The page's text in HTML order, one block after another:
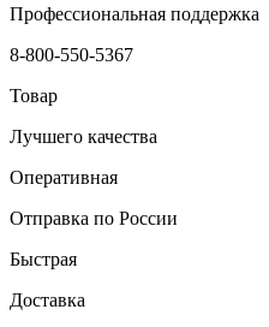
Профессиональная поддержка
8-800-550-5367
Товар
Лучшего качества
Оперативная
Отправка по России
Быстрая
Доставка